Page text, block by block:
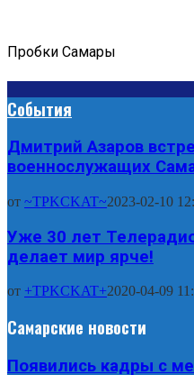
Пробки Самары
События
Дмитрий Азаров
военнослужащих
от ~TPKCKAT~2023-02-10
Уже 30 лет
делает мир ярче!
от +TPKCKAT+2020-04-09
Самарские новости
Появились кадры с